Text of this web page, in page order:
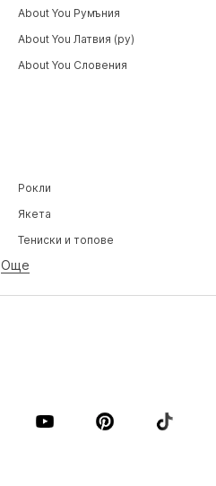
Рокли
Якета
Тениски и топове
Бельо
Блузи и туники
Premium
Още
About You Румъния
About You Латвия (ру)
About You Словения